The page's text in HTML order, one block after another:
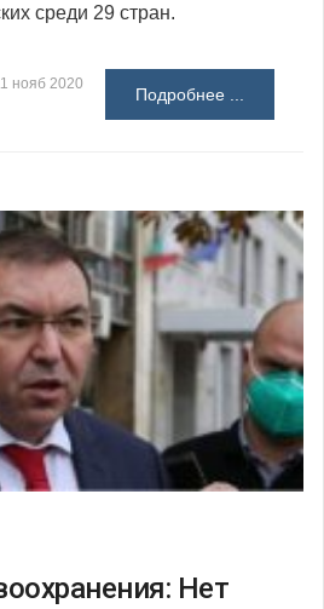
среди 29 стран.
нояб 2020
Подробнее ...
Нет